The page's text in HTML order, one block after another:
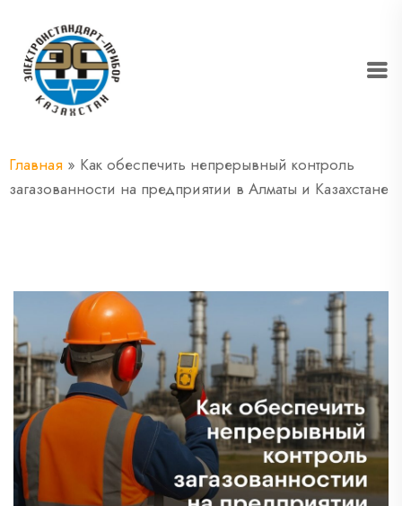
Главная » Как обеспечить непрерывный контроль
загазованности на предприятии в Алматы и Казахстане